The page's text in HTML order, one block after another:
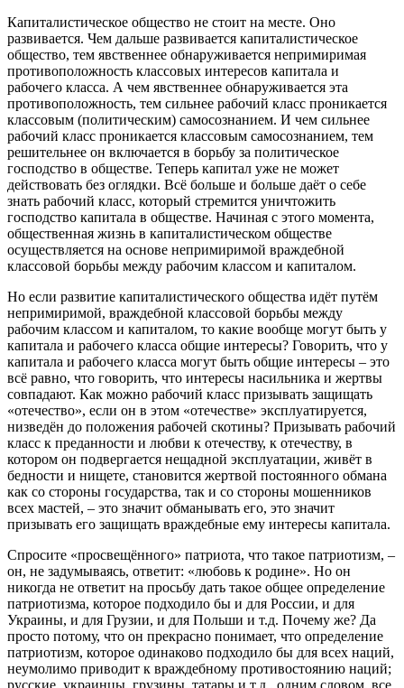
Капиталистическое общество не стоит на месте. Оно
развивается. Чем дальше развивается капиталистическое
общество, тем явственнее обнаруживается непримиримая
противоположность классовых интересов капитала и
рабочего класса. А чем явственнее обнаруживается эта
противоположность, тем сильнее рабочий класс проникается
классовым (политическим) самосознанием. И чем сильнее
рабочий класс проникается классовым самосознанием, тем
решительнее он включается в борьбу за политическое
господство в обществе. Теперь капитал уже не может
действовать без оглядки. Всё больше и больше даёт о себе
знать рабочий класс, который стремится уничтожить
господство капитала в обществе. Начиная с этого момента,
общественная жизнь в капиталистическом обществе
осуществляется на основе непримиримой враждебной
классовой борьбы между рабочим классом и капиталом.
Но если развитие капиталистического общества идёт путём
непримиримой, враждебной классовой борьбы между
рабочим классом и капиталом, то какие вообще могут быть у
капитала и рабочего класса общие интересы? Говорить, что у
капитала и рабочего класса могут быть общие интересы – это
всё равно, что говорить, что интересы насильника и жертвы
совпадают. Как можно рабочий класс призывать защищать
«отечество», если он в этом «отечестве» эксплуатируется,
низведён до положения рабочей скотины? Призывать рабочий
класс к преданности и любви к отечеству, к отечеству, в
котором он подвергается нещадной эксплуатации, живёт в
бедности и нищете, становится жертвой постоянного обмана
как со стороны государства, так и со стороны мошенников
всех мастей, – это значит обманывать его, это значит
призывать его защищать враждебные ему интересы капитала.
Спросите «просвещённого» патриота, что такое патриотизм, –
он, не задумываясь, ответит: «любовь к родине». Но он
никогда не ответит на просьбу дать такое общее определение
патриотизма, которое подходило бы и для России, и для
Украины, и для Грузии, и для Польши и т.д. Почему же? Да
просто потому, что он прекрасно понимает, что определение
патриотизм, которое одинаково подходило бы для всех наций,
неумолимо приводит к враждебному противостоянию наций;
русские, украинцы, грузины, татары и т.д., одним словом, все